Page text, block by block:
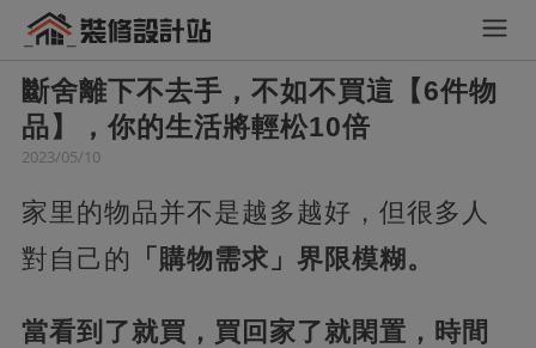
斷舍離下不去手，不如不買這【6件物
品】，你的生活將輕松10倍
2023/05/10
家里的物品并不是越多越好，但很多人
對自己的
「購物需求」界限模糊。
當看到了就買，買回家了就閑置，時間